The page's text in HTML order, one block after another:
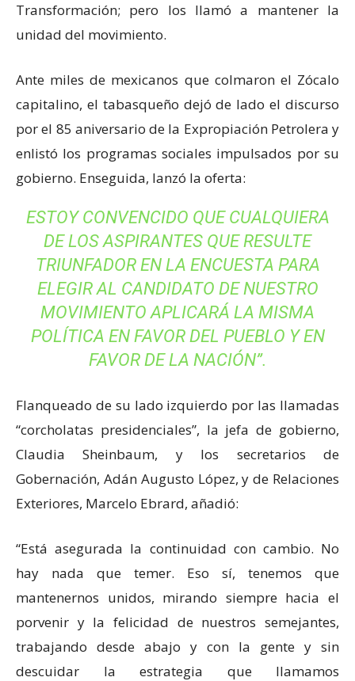
Transformación; pero los llamó a mantener la
unidad del movimiento.
Ante miles de mexicanos que colmaron el Zócalo
capitalino, el tabasqueño dejó de lado el discurso
por el 85 aniversario de la Expropiación Petrolera y
enlistó los programas sociales impulsados por su
gobierno. Enseguida, lanzó la oferta:
ESTOY CONVENCIDO QUE CUALQUIERA
DE LOS ASPIRANTES QUE RESULTE
TRIUNFADOR EN LA ENCUESTA PARA
ELEGIR AL CANDIDATO DE NUESTRO
MOVIMIENTO APLICARÁ LA MISMA
POLÍTICA EN FAVOR DEL PUEBLO Y EN
FAVOR DE LA NACIÓN”.
Flanqueado de su lado izquierdo por las llamadas
“corcholatas presidenciales”, la jefa de gobierno,
Claudia Sheinbaum, y los secretarios de
Gobernación, Adán Augusto López, y de Relaciones
Exteriores, Marcelo Ebrard, añadió:
“Está asegurada la continuidad con cambio. No
hay nada que temer. Eso sí, tenemos que
mantenernos unidos, mirando siempre hacia el
porvenir y la felicidad de nuestros semejantes,
trabajando desde abajo y con la gente y sin
descuidar la estrategia que llamamos